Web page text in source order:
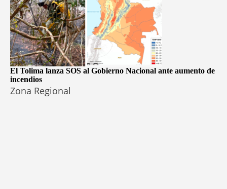
El Tolima lanza SOS al Gobierno Nacional ante aumento de
incendios
Zona Regional